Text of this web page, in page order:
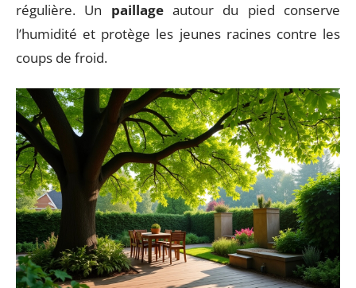
régulière. Un paillageautour du pied conserve
l’humidité et protège les jeunes racines contre les
coups de froid.